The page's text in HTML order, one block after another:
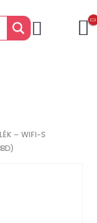
– WIFI-S